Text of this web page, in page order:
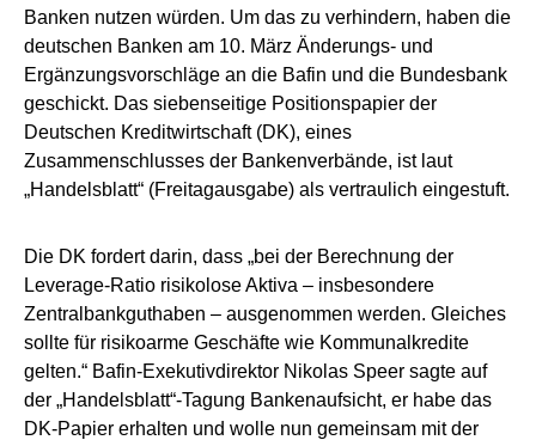
Banken nutzen würden. Um das zu verhindern, haben die
deutschen Banken am 10. März Änderungs- und
Ergänzungsvorschläge an die Bafin und die Bundesbank
geschickt. Das siebenseitige Positionspapier der
Deutschen Kreditwirtschaft (DK), eines
Zusammenschlusses der Bankenverbände, ist laut
„Handelsblatt“ (Freitagausgabe) als vertraulich eingestuft.
Die DK fordert darin, dass „bei der Berechnung der
Leverage-Ratio risikolose Aktiva – insbesondere
Zentralbankguthaben – ausgenommen werden. Gleiches
sollte für risikoarme Geschäfte wie Kommunalkredite
gelten.“ Bafin-Exekutivdirektor Nikolas Speer sagte auf
der „Handelsblatt“-Tagung Bankenaufsicht, er habe das
DK-Papier erhalten und wolle nun gemeinsam mit der